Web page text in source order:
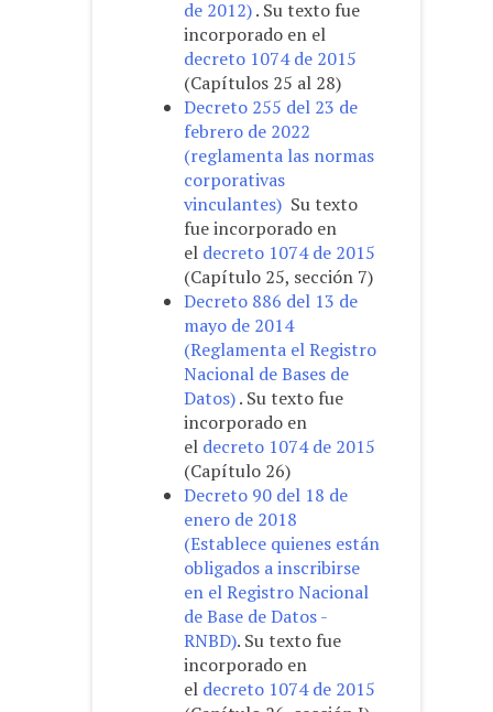
de 2012). Su texto fue
incorporado en el
decreto 1074 de 2015
(Capítulos 25 al 28)
Decreto 255 del 23 de
febrero de 2022
(reglamenta las normas
corporativas
vinculantes)Su texto
fue incorporado en
el decreto 1074 de 2015
(Capítulo 25, sección 7)
Decreto 886 del 13 de
mayo de 2014
(Reglamenta el Registro
Nacional de Bases de
Datos). Su texto fue
incorporado en
el decreto 1074 de 2015
(Capítulo 26)
Decreto 90 del 18 de
enero de 2018
(Establece quienes están
obligados a inscribirse
en el Registro Nacional
de Base de Datos -
RNBD). Su texto fue
incorporado en
el decreto 1074 de 2015